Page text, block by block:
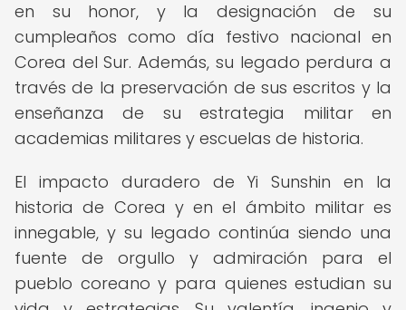
en su honor, y la designación de su
cumpleaños como día festivo nacional en
Corea del Sur. Además, su legado perdura a
través de la preservación de sus escritos y la
enseñanza de su estrategia militar en
academias militares y escuelas de historia.
El impacto duradero de Yi Sunshin en la
historia de Corea y en el ámbito militar es
innegable, y su legado continúa siendo una
fuente de orgullo y admiración para el
pueblo coreano y para quienes estudian su